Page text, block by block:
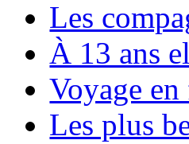
Les
À 13 ans
Voyage
Les plus